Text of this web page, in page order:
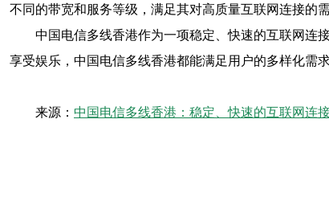
不同的带宽和服务等级，满足其对高质量互联网连接的需
中国电信多线香港作为一项稳定、快速的互联网连
享受娱乐，中国电信多线香港都能满足用户的多样化需求
来源： 中国电信多线香港：稳定、快速的互联网连